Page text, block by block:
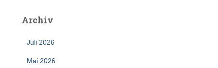
Archiv
Juli 2026
Mai 2026